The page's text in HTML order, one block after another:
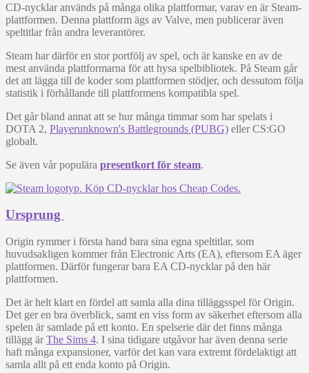
CD-nycklar används på många olika plattformar, varav en är Steam-
plattformen. Denna plattform ägs av Valve, men publicerar även
speltitlar från andra leverantörer.
Steam har därför en stor portfölj av spel, och är kanske en av de
mest använda plattformarna för att hysa spelbibliotek. På Steam går
det att lägga till de koder som plattformen stödjer, och dessutom följa
statistik i förhållande till plattformens kompatibla spel.
Det går bland annat att se hur många timmar som har spelats i
DOTA 2, Playerunknown's Battlegrounds (PUBG) eller CS:GO
globalt.
Se även vår populära presentkort för steam.
Ursprung
Origin rymmer i första hand bara sina egna speltitlar, som
huvudsakligen kommer från Electronic Arts (EA), eftersom EA äger
plattformen. Därför fungerar bara EA CD-nycklar på den här
plattformen.
Det är helt klart en fördel att samla alla dina tilläggsspel för Origin.
Det ger en bra överblick, samt en viss form av säkerhet eftersom alla
spelen är samlade på ett konto. En spelserie där det finns många
tillägg ärThe Sims 4. I sina tidigare utgåvor har även denna serie
haft många expansioner, varför det kan vara extremt fördelaktigt att
samla allt på ett enda konto på Origin.